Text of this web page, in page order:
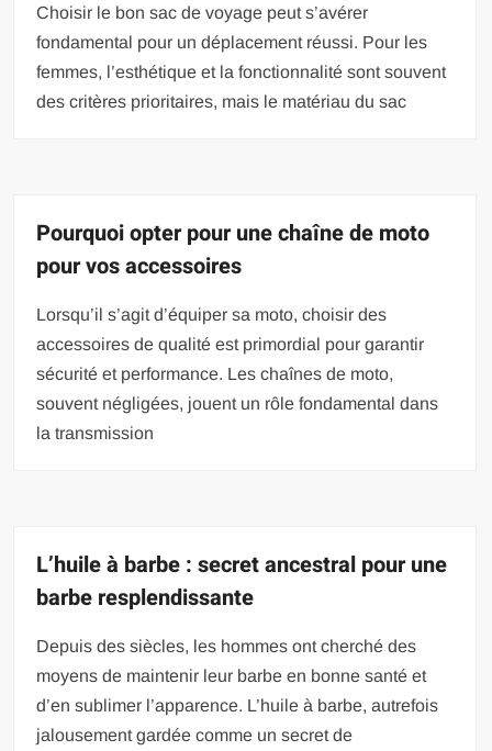
Choisir le bon sac de voyage peut s’avérer
fondamental pour un déplacement réussi. Pour les
femmes, l’esthétique et la fonctionnalité sont souvent
des critères prioritaires, mais le matériau du sac
Pourquoi opter pour une chaîne de moto
pour vos accessoires
Lorsqu’il s’agit d’équiper sa moto, choisir des
accessoires de qualité est primordial pour garantir
sécurité et performance. Les chaînes de moto,
souvent négligées, jouent un rôle fondamental dans
la transmission
L’huile à barbe : secret ancestral pour une
barbe resplendissante
Depuis des siècles, les hommes ont cherché des
moyens de maintenir leur barbe en bonne santé et
d’en sublimer l’apparence. L’huile à barbe, autrefois
jalousement gardée comme un secret de